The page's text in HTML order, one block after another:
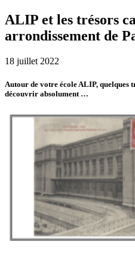
ALIP et les trésors
arrondissement de
18 juillet 2022
Autour de votre école ALIP, quelques
découvrir absolument …